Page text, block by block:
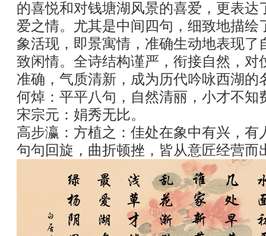
的喜悦和对钱塘湖风景的喜爱，更表达
爱之情。尤其是中间四句，细致地描绘
象活现，即景寓情，准确生动地表现了
致闲情。全诗结构谨严，衔接自然，对
准确，气质清新，成为历代吟咏西湖的
何焯：平平八句，自然清丽，小才不知
宋宗元：娟秀无比。
高步瀛：方植之：佳处在象中有兴，有
句句回旋，曲折顿挫，皆从意匠经营而